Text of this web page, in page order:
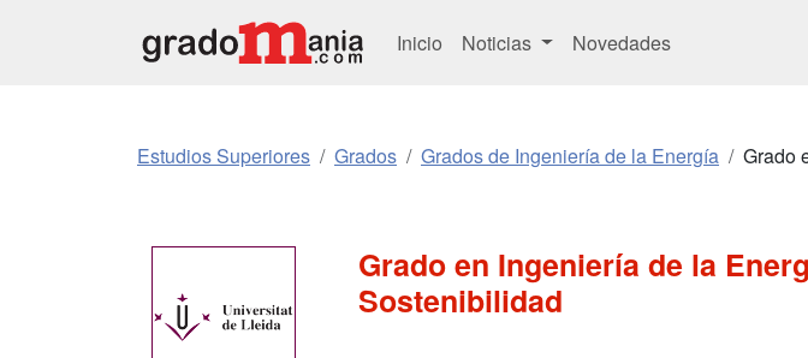
Inicio Noticias Novedades
Estudios Superiores Grados Grados de Ingeniería de la Energía Grado
Grado en Ingeniería de la
Sostenibilidad